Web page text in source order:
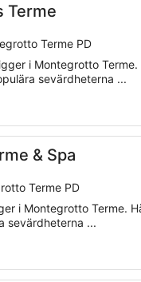
Terme
Terme PD
i Montegrotto
sevärdheterna ...
& Spa
Terme PD
i Montegrotto Terme.
sevärdheterna ...